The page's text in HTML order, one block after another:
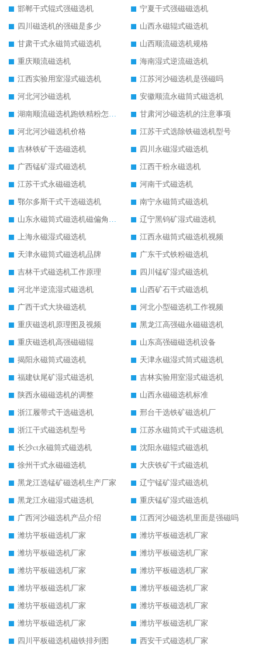
邯郸干式辊式强磁选机
宁夏干式强磁磁选机
四川磁选机的强磁是多少
山西永磁辊式磁选机
甘肃干式永磁筒式磁选机
山西顺流磁选机规格
重庆顺流磁选机
海南湿式逆流磁选机
江西实验用室湿式磁选机
江苏河沙磁选机是强磁吗
河北河沙磁选机
安徽顺流永磁筒式磁选机
湖南顺流磁选机跑铁精粉怎么处理
甘肃河沙磁选机的注意事项
河北河沙磁选机价格
江苏干式选除铁磁选机型号
吉林铁矿干选磁选机
四川永磁湿式磁选机
广西锰矿湿式磁选机
江西干粉永磁选机
江苏干式永磁磁选机
河南干式磁选机
鄂尔多斯干式干选磁选机
南宁永磁筒式磁选机
山东永磁筒式磁选机磁偏角怎么调整
辽宁黑钨矿湿式磁选机
上海永磁湿式磁选机
江西永磁筒式磁选机视频
天津永磁筒式磁选机品牌
广东干式铁粉磁选机
吉林干式磁选机工作原理
四川锰矿湿式磁选机
河北半逆流湿式磁选机
山西矿石干式磁选机
广西干式大块磁选机
河北小型磁选机工作视频
重庆磁选机原理图及视频
黑龙江高强磁永磁磁选机
重庆磁选机高强磁磁辊
山东高强磁磁选机设备
揭阳永磁筒式磁选机
天津永磁湿式筒式磁选机
福建钛尾矿湿式磁选机
吉林实验用室湿式磁选机
陕西永磁磁选机的调整
山西永磁磁选机标准
浙江履带式干选磁选机
邢台干选铁矿磁选机厂
浙江干式磁选机型号
江苏永磁筒式干式磁选机
长沙ct永磁筒式磁选机
沈阳永磁辊式磁选机
徐州干式永磁磁选机
大庆铁矿干式磁选机
黑龙江选锰矿磁选机生产厂家
辽宁锰矿湿式磁选机
黑龙江永磁湿式磁选机
重庆锰矿湿式磁选机
广西河沙磁选机产品介绍
江西河沙磁选机里面是强磁吗
潍坊平板磁选机厂家
潍坊平板磁选机厂家
潍坊平板磁选机厂家
潍坊平板磁选机厂家
潍坊平板磁选机厂家
潍坊平板磁选机厂家
潍坊平板磁选机厂家
潍坊平板磁选机厂家
潍坊平板磁选机厂家
潍坊平板磁选机厂家
潍坊平板磁选机厂家
潍坊平板磁选机厂家
四川平板磁选机磁铁排列图
西安干式磁选机厂家